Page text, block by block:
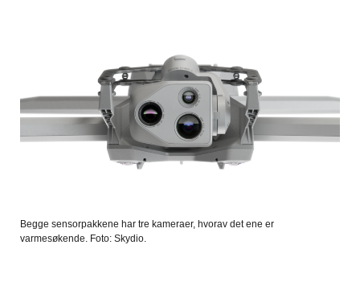
Begge sensorpakkene har tre kameraer, hvorav det ene er
varmesøkende. Foto: Skydio.